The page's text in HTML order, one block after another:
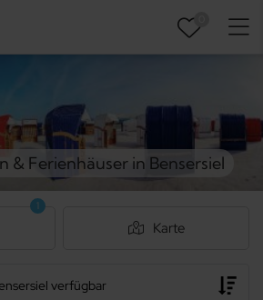
& Ferienhäuser in Bensersiel
verfügbar
1
Karte